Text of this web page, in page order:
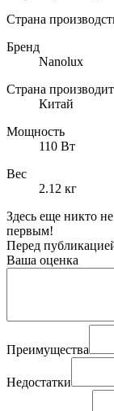
Страна
Бренд
Nanolux
Страна
Китай
Мощность
110 Вт
Вес
2.12 кг
Здесь еще никто
первым!
Перед
Ваша оценка
Преимущества
Недостатки